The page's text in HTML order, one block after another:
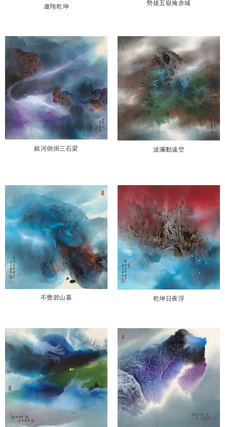
遨翔乾坤 勢拔五嶽掩赤城
銀河倒掛三石梁 波瀾動遠空
不覺碧山暮 乾坤日夜浮